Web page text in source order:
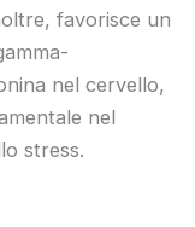
favorisce un
nel cervello,
nel
stress.